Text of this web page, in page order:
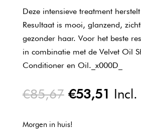
Deze intensieve treatment
Resultaat is mooi, glanzend,
gezonder haar. Voor het beste
in combinatie met de Velvet Oil
Conditioner en Oil._x000D_
€85,67
was:
€53,51 Incl.
Morgen in huis!